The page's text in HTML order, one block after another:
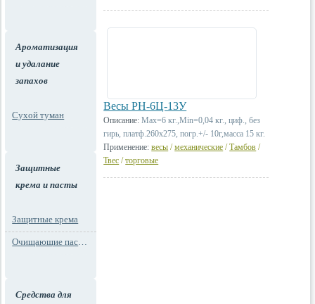
Ароматизация
и удалание
запахов
Сухой туман
Защитные
крема и пасты
Защитные крема
Очищающие пасты для рук
Средства для
Весы РН-6Ц-13У
Описание: Max=6 кг.,Min=0,04 кг., циф., без
гирь, платф.260х275, погр.+/- 10г,масса 15 кг.
Применение: весы /механические /Тамбов /
Твес /торговые